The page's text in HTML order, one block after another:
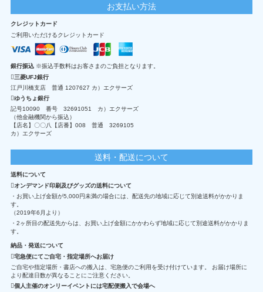
お支払い方法
クレジットカード
ご利用いただけるクレジットカード
銀行振込 ※振込手数料はお客さまのご負担となります。
三菱UFJ銀行
江戸川橋支店 普通 1207627 カ）エクサーズ
ゆうちょ銀行
記号10090 番号 32691051 カ）エクサーズ
（他金融機関から振込）
【店名】〇〇八【店番】008 普通 3269105
カ）エクサーズ
送料・配送について
送料について
オンデマンド印刷及びグッズの送料について
・お買い上げ金額が5,000円未満の場合には、配送先の地域に応じて別途送料がかかりま
す。
（2019年6月より）
・2ヶ所目の配送先からは、お買い上げ金額にかかわらず地域に応じて別途送料がかかりま
す。
納品・発送について
宅急便にてご自宅・指定場所へお届け
ご自宅や指定場所・書店への搬入は、宅急便のご利用を受け付けています。 お届け場所に
より配達日数が異なることにご注意ください。
個人主催のオンリーイベントには宅配便搬入で会場へ